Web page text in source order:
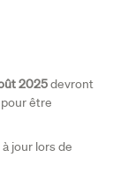
2025devront
être
jour lors de